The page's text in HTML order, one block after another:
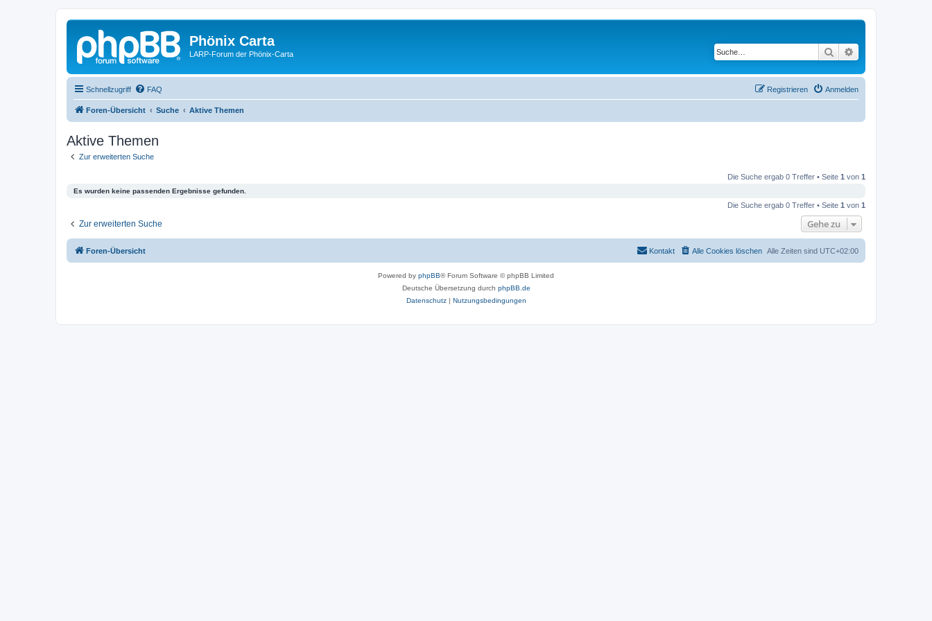
Phönix Carta
LARP-Forum der Phönix-Carta Suche
Schnellzugriff FAQ Anmelden
Registrieren
Foren-Übersicht Suche Aktive Themen
Aktive Themen
Zur erweiterten Suche
Die Suche ergab 0 Treffer • Seite 1 von 1
Es wurden keine passenden Ergebnisse gefunden.
Die Suche ergab 0 Treffer • Seite 1 von 1
Zur erweiterten Suche Gehe zu
Foren-Übersicht Alle Zeiten sind UTC+02:00
Alle Cookies löschen
Kontakt
Powered by phpBB® Forum Software © phpBB Limited
Deutsche Übersetzung durch phpBB.de
Datenschutz| Nutzungsbedingungen